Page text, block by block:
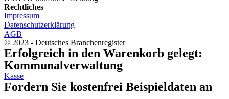
Rechtliches
Impressum
Datenschutzerklärung
AGB
© 2023 - Deutsches Branchenregister
Erfolgreich in den Warenkorb gelegt:
Kommunalverwaltung
Kasse
Fordern Sie kostenfrei Beispieldaten an